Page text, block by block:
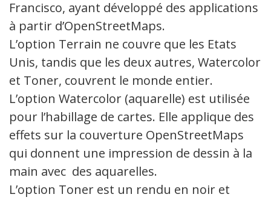
Francisco, ayant développé des applications
à partir d’OpenStreetMaps.
L’option Terrain ne couvre que les Etats
Unis, tandis que les deux autres, Watercolor
et Toner, couvrent le monde entier.
L’option Watercolor (aquarelle) est utilisée
pour l’habillage de cartes. Elle applique des
effets sur la couverture OpenStreetMaps
qui donnent une impression de dessin à la
main avec des aquarelles.
L’option Toner est un rendu en noir et